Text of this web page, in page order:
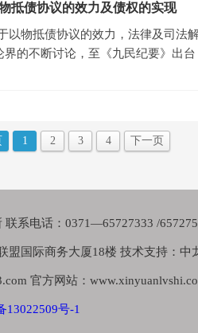
抵债协议的效力及债权的实现
以物抵债协议的效力，法律及司法
界的不断讨论，至《九民纪要》出
1 2 3 4 下一页
联系电话：0371—65727333 /
盟国际商务大厦18楼 技术支持：中
官方网站：
13022509号-1